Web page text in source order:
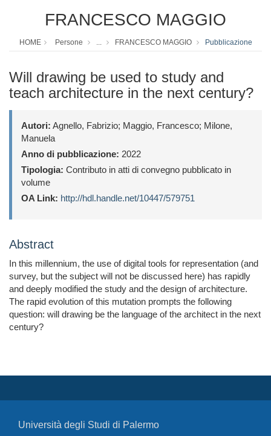
FRANCESCO MAGGIO
HOME Persone ... FRANCESCO MAGGIO Pubblicazione
Will drawing be used to study and
teach architecture in the next century?
Autori: Agnello, Fabrizio; Maggio, Francesco; Milone,
Manuela
Anno di pubblicazione: 2022
Tipologia: Contributo in atti di convegno pubblicato in
volume
OA Link: http://hdl.handle.net/10447/579751
Abstract
In this millennium, the use of digital tools for representation (and
survey, but the subject will not be discussed here) has rapidly
and deeply modified the study and the design of architecture.
The rapid evolution of this mutation prompts the following
question: will drawing be the language of the architect in the next
century?
Università degli Studi di Palermo